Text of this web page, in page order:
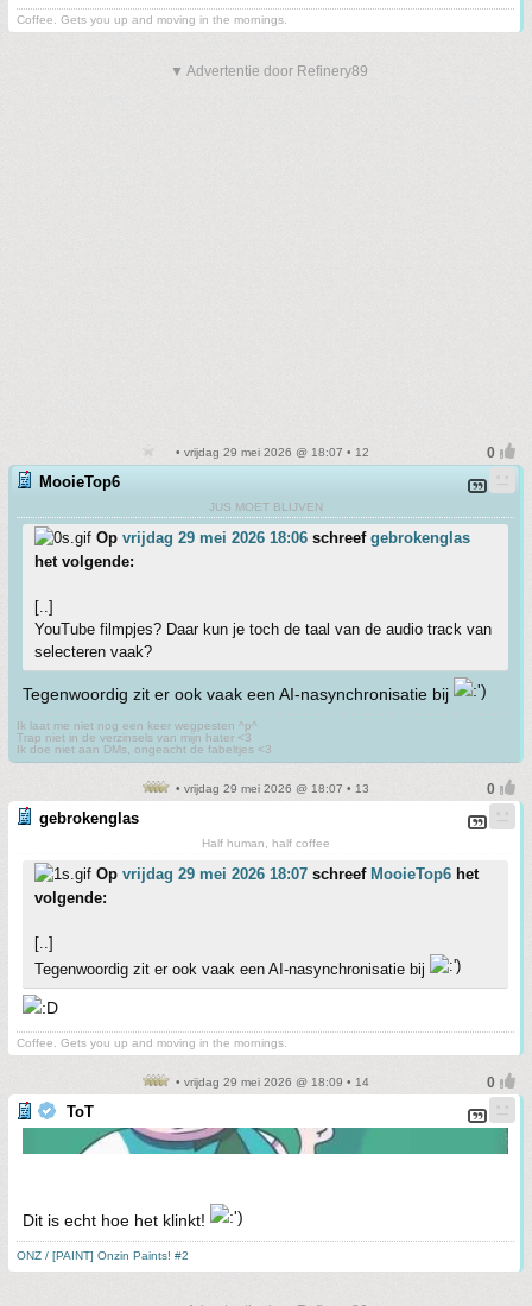
Coffee. Gets you up and moving in the mornings.
▼ Advertentie door Refinery89
• vrijdag 29 mei 2026 @ 18:07 • 12
MooieTop6
JUS MOET BLIJVEN
Op vrijdag 29 mei 2026 18:06 schreef gebrokenglas
het volgende:
[..]
YouTube filmpjes? Daar kun je toch de taal van de audio track van
selecteren vaak?
Tegenwoordig zit er ook vaak een AI-nasynchronisatie bij
Ik laat me niet nog een keer wegpesten ^p^
Trap niet in de verzinsels van mijn hater <3
Ik doe niet aan DMs, ongeacht de fabeltjes <3
• vrijdag 29 mei 2026 @ 18:07 • 13
gebrokenglas
Half human, half coffee
Op vrijdag 29 mei 2026 18:07 schreef MooieTop6 het
volgende:
[..]
Tegenwoordig zit er ook vaak een AI-nasynchronisatie bij
Coffee. Gets you up and moving in the mornings.
• vrijdag 29 mei 2026 @ 18:09 • 14
ToT
Dit is echt hoe het klinkt!
ONZ / [PAINT] Onzin Paints! #2